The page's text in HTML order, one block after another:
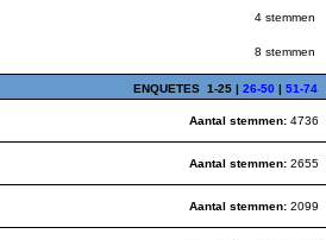
4 stemmen
8 stemmen
ENQUETES 1-25 | 26-50 | 51-74
Aantal stemmen: 4736
Aantal stemmen: 2655
Aantal stemmen: 2099